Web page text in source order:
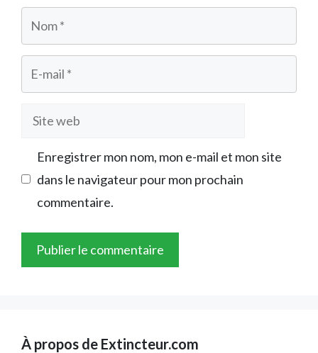
Nom
E-
mail
Site
Enregistrer mon nom, mon e-mail et mon site
dans le navigateur pour mon prochain
commentaire.
À propos de Extincteur.com